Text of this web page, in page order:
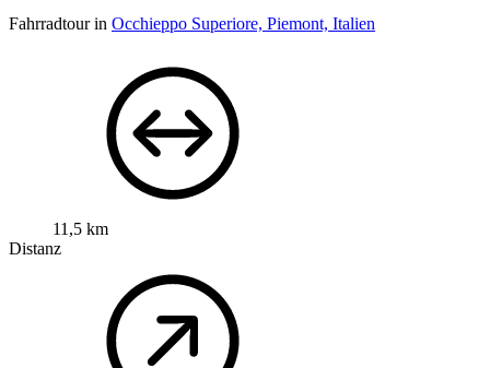
Fahrradtour in Occhieppo Superiore, Piemont, Italien
11,5 km
Distanz